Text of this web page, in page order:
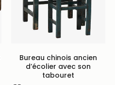
Bureau chinois ancien
d’écolier avec son
tabouret